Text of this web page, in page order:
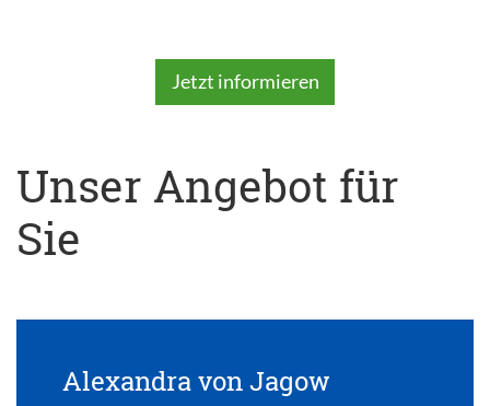
Jetzt informieren
Unser Angebot für
Sie
Alexandra von Jagow